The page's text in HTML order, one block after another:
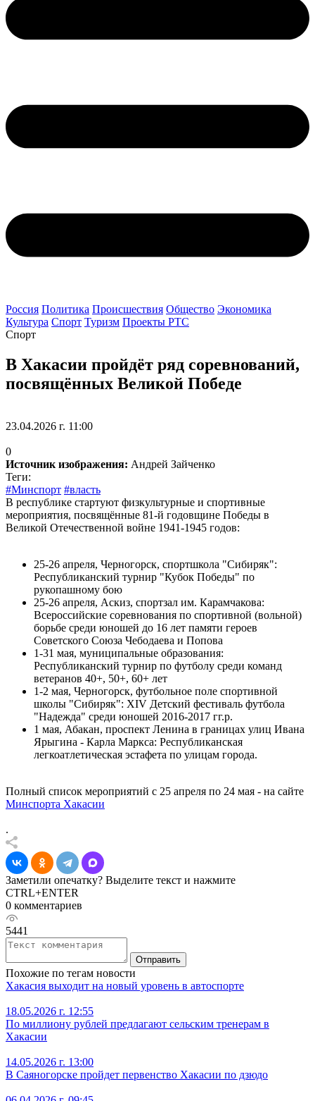
Россия Политика Происшествия Общество Экономика
Культура Спорт Туризм Проекты РТС
Спорт
В Хакасии пройдёт ряд соревнований,
посвящённых Великой Победе
23.04.2026 г. 11:00
0
Источник изображения: Андрей Зайченко
Теги:
#Минспорт #власть
В республике стартуют физкультурные и спортивные
мероприятия, посвящённые 81-й годовщине Победы в
Великой Отечественной войне 1941-1945 годов:
25-26 апреля, Черногорск, спортшкола "Сибиряк":
Республиканский турнир "Кубок Победы" по
рукопашному бою
25-26 апреля, Аскиз, спортзал им. Карамчакова:
Всероссийские соревнования по спортивной (вольной)
борьбе среди юношей до 16 лет памяти героев
Советского Союза Чебодаева и Попова
1-31 мая, муниципальные образования:
Республиканский турнир по футболу среди команд
ветеранов 40+, 50+, 60+ лет
1-2 мая, Черногорск, футбольное поле спортивной
школы "Сибиряк": XIV Детский фестиваль футбола
"Надежда" среди юношей 2016-2017 гг.р.
1 мая, Абакан, проспект Ленина в границах улиц Ивана
Ярыгина - Карла Маркса: Республиканская
легкоатлетическая эстафета по улицам города.
Полный список мероприятий с 25 апреля по 24 мая - на сайте
Минспорта Хакасии
.
Заметили опечатку? Выделите текст и нажмите
CTRL+ENTER
0 комментариев
5441
Отправить
Похожие по тегам новости
Хакасия выходит на новый уровень в автоспорте
18.05.2026 г. 12:55
По миллиону рублей предлагают сельским тренерам в
Хакасии
14.05.2026 г. 13:00
В Саяногорске пройдет первенство Хакасии по дзюдо